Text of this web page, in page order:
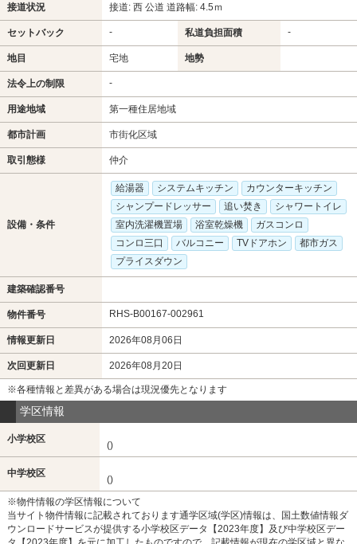
接道状況 接道: 西 公道 道路幅: 4.5ｍ
セットバック - 私道負担面積 -
地目 宅地 地勢
法令上の制限 -
用途地域 第一種住居地域
都市計画 市街化区域
取引態様 仲介
設備・条件
給湯器 システムキッチン
カウンターキッチン
シャンプードレッサー
追い焚き
シャワートイレ
室内洗濯機置場
浴室乾燥機
ガスコンロ
コンロ三口
バルコニー TVドアホン
都市ガス
プライスダウン
建築確認番号
物件番号 RHS-B00167-002961
情報更新日 2026年08月06日
次回更新日 2026年08月20日
※各種情報と差異がある場合は現況優先となります
学区情報
小学校区
()
中学校区
()
※物件情報の学区情報について
当サイト物件情報に記載されております通学区域(学区)情報は、国土数値情報ダ
ウンロードサービスが提供する小学校区データ【2023年度】及び中学校区デー